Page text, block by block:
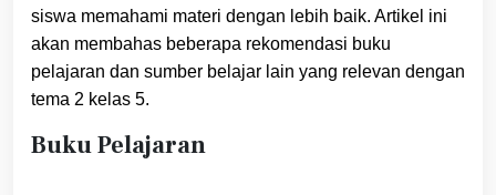
siswa memahami materi dengan lebih baik. Artikel ini
akan membahas beberapa rekomendasi buku
pelajaran dan sumber belajar lain yang relevan dengan
tema 2 kelas 5.
Buku Pelajaran